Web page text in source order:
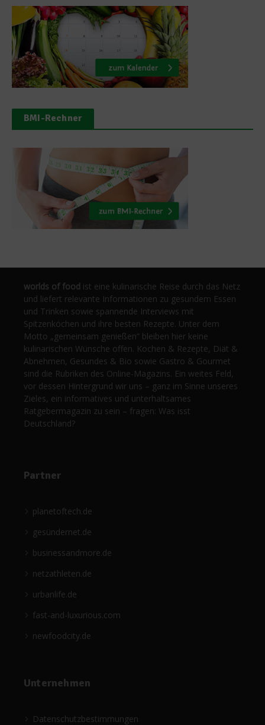
BMI-Rechner
worlds of food ist eine kulinarische Reise durch das Netz
und liefert relevante Informationen zu gesundem Essen
und Trinken sowie spannende Interviews mit
Spitzenköchen und ihre besten Rezepte. Unter dem
Motto „gemeinsam genießen“ bleiben hier keine
kulinarischen Wünsche offen. Kochen & Rezepte, Diät &
Abnehmen, Gesundes & Bio sowie Gastro & Gourmet
sind die Rubriken des Online-Magazins. Ein weites Feld,
vor dessen Hintergrund wir uns – ganz im Sinne unseres
Zieles, ein informatives und unterhaltsames
Ratgebermagazin zu sein – fragen: Was isst
Deutschland?
Partner
planetoftech.de
gesündernet.de
businessandmore.de
netzathleten.de
urbanlife.de
fast-and-luxurious.com
newfoodcity.de
Unternehmen
Datenschutzbestimmungen